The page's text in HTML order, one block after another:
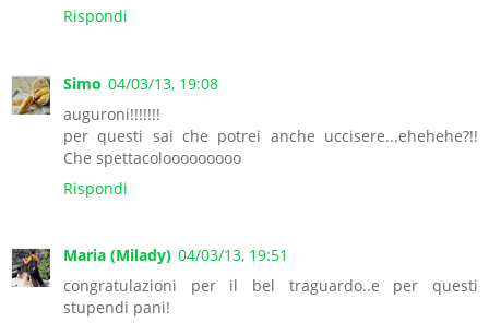
Rispondi
Simo 04/03/13, 19:08
auguroni!!!!!!!
per questi sai che potrei anche uccisere...ehehehe?!!
Che spettacolooooooooo
Rispondi
Maria (Milady) 04/03/13, 19:51
congratulazioni per il bel traguardo..e per questi
stupendi pani!